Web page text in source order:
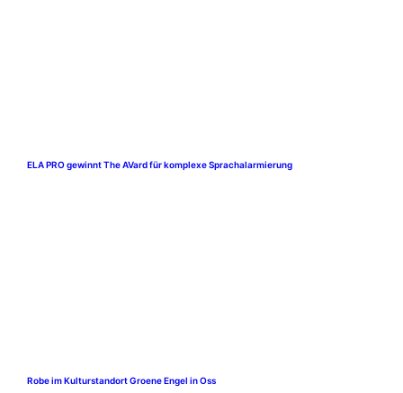
ELA PRO gewinnt The AVard für komplexe Sprachalarmierung
Robe im Kulturstandort Groene Engel in Oss